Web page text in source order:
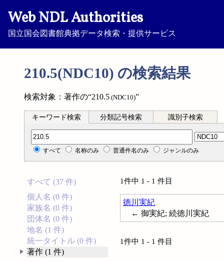
Web NDL Authorities
国立国会図書館典拠データ検索・提供サービス
210.5(NDC10) の検索結果
検索対象：著作の“210.5 (NDC10)”
キーワード検索 分類記号検索 識別子検索
分類記号検索
すべて 名称のみ 普通件名のみ ジャンルのみ
すべて (37 件)
個人名 (0 件)
家族名 (0 件)
団体名 (0 件)
地名 (1 件)
統一タイトル (0 件)
著作 (1 件)
1件中 1 - 1 件目
徳川実紀
← 御実紀; 続徳川実紀
1件中 1 - 1 件目